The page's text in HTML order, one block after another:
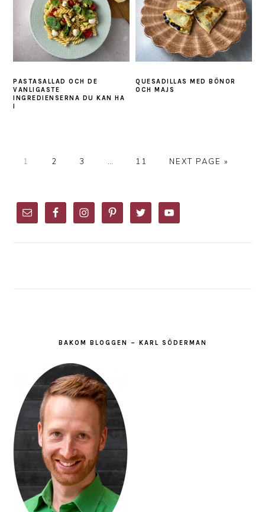
PASTASALLAD OCH DE
VANLIGASTE
INGREDIENSERNA DU KAN HA
I
QUESADILLAS MED BÖNOR
OCH MAJS
PAGE
1 PAGE
2 PAGE
3 PAGE
11
GO
NEXT PAGE »
SIDEBAR
BAKOM BLOGGEN – KARL SÖDERMAN